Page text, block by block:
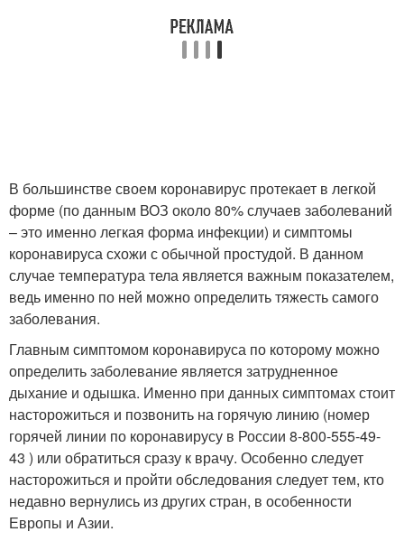
В большинстве своем коронавирус протекает в легкой
форме (по данным ВОЗ около 80% случаев заболеваний
– это именно легкая форма инфекции) и симптомы
коронавируса схожи с обычной простудой. В данном
случае температура тела является важным показателем,
ведь именно по ней можно определить тяжесть самого
заболевания.
Главным симптомом коронавируса по которому можно
определить заболевание является затрудненное
дыхание и одышка. Именно при данных симптомах стоит
насторожиться и позвонить на горячую линию (номер
горячей линии по коронавирусу в России 8-800-555-49-
43 ) или обратиться сразу к врачу. Особенно следует
насторожиться и пройти обследования следует тем, кто
недавно вернулись из других стран, в особенности
Европы и Азии.